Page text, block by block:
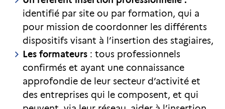
identifié par site ou par formation, qui a
pour mission de coordonner les différents
dispositifs visant à l’insertion des stagiaires,
Les formateurs : tous professionnels
confirmés et ayant une connaissance
approfondie de leur secteur d’activité et
des entreprises qui le composent, et qui